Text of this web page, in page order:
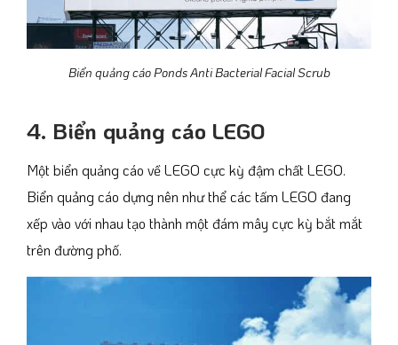
Biển quảng cáo Ponds Anti Bacterial Facial Scrub
4. Biển quảng cáo LEGO
Một biển quảng cáo về LEGO cực kỳ đậm chất LEGO.
Biển quảng cáo dựng nên như thể các tấm LEGO đang
xếp vào với nhau tạo thành một đám mây cực kỳ bắt mắt
trên đường phố.